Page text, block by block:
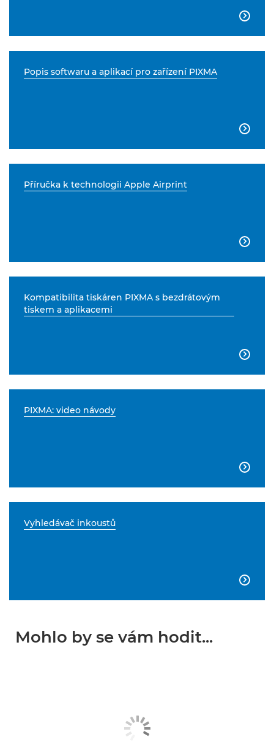

Popis softwaru a aplikací pro zařízení PIXMA

Příručka k technologii Apple Airprint

Kompatibilita tiskáren PIXMA s bezdrátovým
tiskem a aplikacemi

PIXMA: video návody

Vyhledávač inkoustů

Mohlo by se vám hodit...